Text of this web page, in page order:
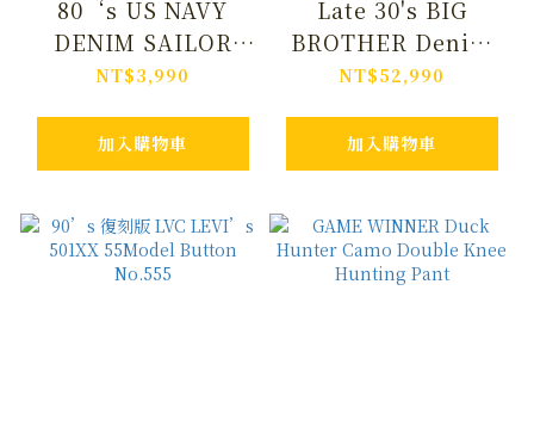
80‘s US NAVY
DENIM SAILOR
PANT (BELL
STOCK)
NT$3,990
加入購物車
Late 30's BIG
BROTHER Denim
Painter Work Pant
NT$52,990
加入購物車